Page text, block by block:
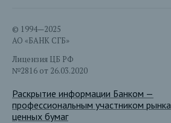
© 1994—2025
АО «БАНК СГБ»
Лицензия ЦБ РФ
№2816 от 26.03.2020
Раскрытие информации Банком —
профессиональным участником рынка
ценных бумаг